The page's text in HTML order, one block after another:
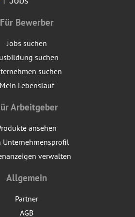
Für Bewerber
Jobs suchen
suchen
suchen
Mein Lebenslauf
Arbeitgeber
ansehen
Unternehmensprofil
verwalten
Allgemein
Partner
AGB